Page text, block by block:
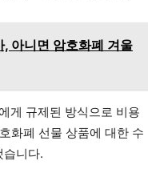
아니면 암호화폐 겨울
게 규제된 방식으로 비용
화폐 선물 상품에 대한 수
니다.